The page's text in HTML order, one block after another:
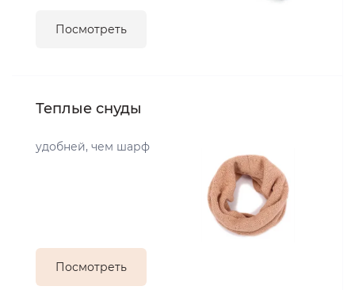
Посмотреть
Теплые снуды
удобней, чем шарф
Посмотреть